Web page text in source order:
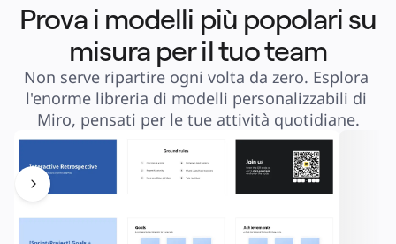
Prova i modelli più popolari su
misura per il tuo team
Non serve ripartire ogni volta da zero. Esplora
l'enorme libreria di modelli personalizzabili di
Miro, pensati per le tue attività quotidiane.